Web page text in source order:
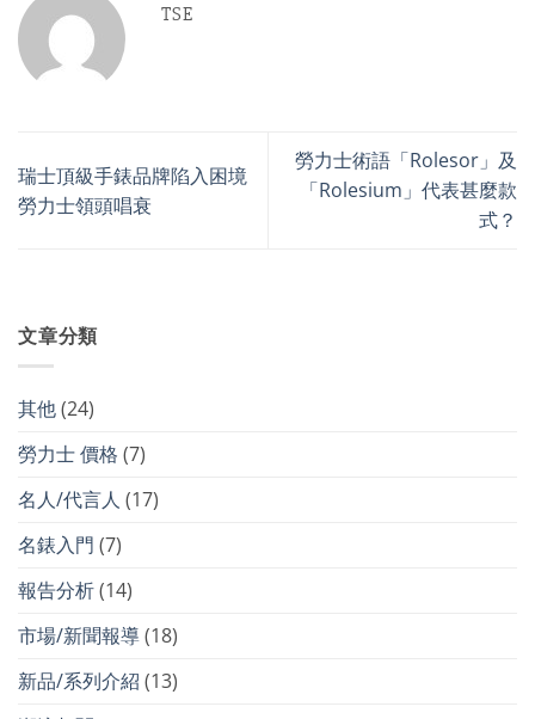
TSE
瑞士頂級手錶品牌陷入困境
勞力士領頭唱衰
勞力士術語「Rolesor」及
「Rolesium」代表甚麼款
式？
文章分類
其他(24)
勞力士 價格 (7)
名人/代言人 (17)
名錶入門 (7)
報告分析(14)
市場/新聞報導(18)
新品/系列介紹 (13)